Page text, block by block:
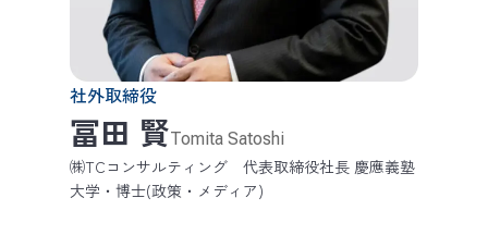
社外取締役
冨田 賢Tomita Satoshi
㈱TCコンサルティング 代表取締役社長 慶應義塾
大学・博士(政策・メディア)